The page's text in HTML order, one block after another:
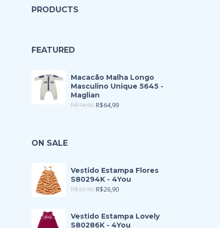
PRODUCTS
FEATURED
Macacão Malha Longo
Masculino Unique 5645 -
Maglian
R$74,90 R$64,99
ON SALE
Vestido Estampa Flores
S80294K - 4You
R$33,90 R$26,90
Vestido Estampa Lovely
S80286K - 4You